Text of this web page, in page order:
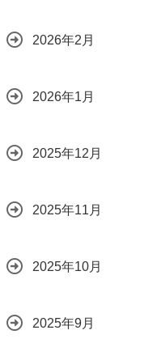
2026年2月
2026年1月
2025年12月
2025年11月
2025年10月
2025年9月